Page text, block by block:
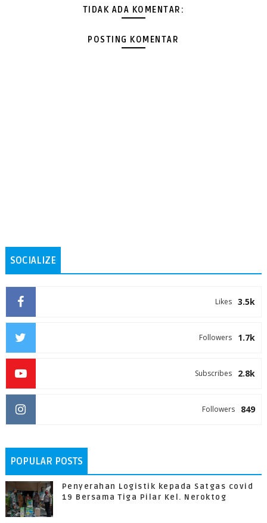
TIDAK ADA KOMENTAR:
POSTING KOMENTAR
SOCIALIZE
3.5k
Likes
1.7k
Followers
2.8k
Subscribes
849
Followers
POPULAR POSTS
Penyerahan Logistik kepada Satgas covid
19 Bersama Tiga Pilar Kel. Neroktog